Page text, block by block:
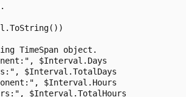
TimeSpan object.
$Interval.Days
$Interval.TotalDays
$Interval.Hours
$Interval.TotalHours